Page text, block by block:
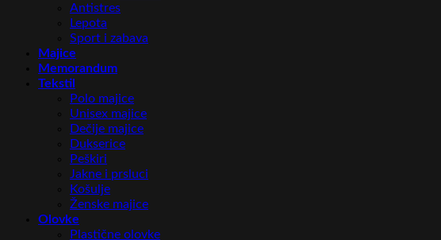
Antistres
Lepota
Sport i zabava
Majice
Memorandum
Tekstil
Polo majice
Unisex majice
Dečije majice
Dukserice
Peškiri
Jakne i prsluci
Košulje
Ženske majice
Olovke
Plastične olovke